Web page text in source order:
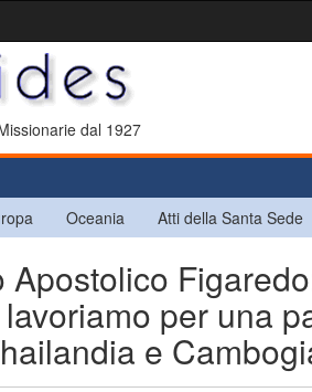
dal 1927
Oceania Atti della Santa Sede
per una
e